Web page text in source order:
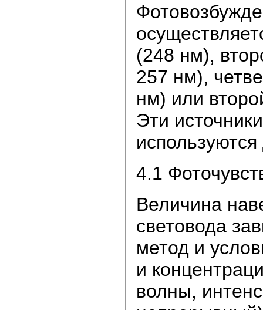
(248 нм),
257 нм),
нм) или
Эти
4.1
Величина
световода
метод и
и
волны,